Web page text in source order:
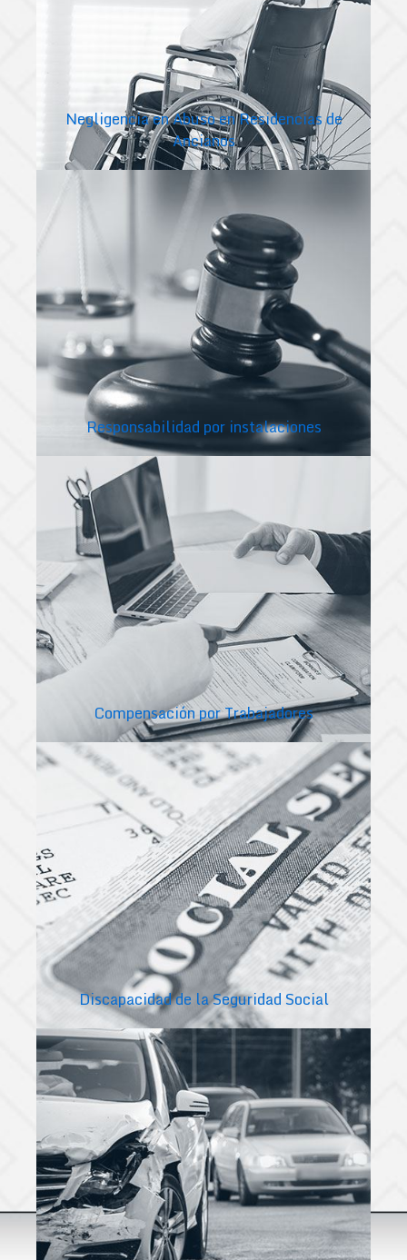
Negligencia en Abuso en Residencias de
Ancianos
Responsabilidad por instalaciones
Compensación por Trabajadores
Discapacidad de la Seguridad Social